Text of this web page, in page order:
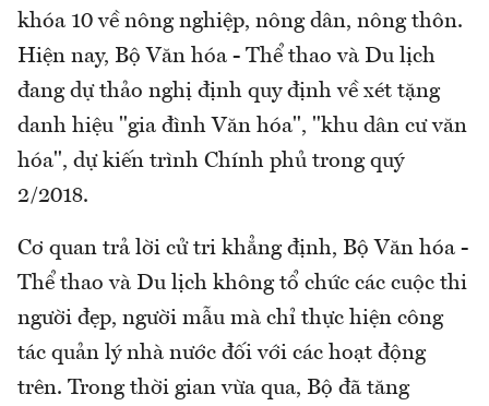
khóa 10 về nông nghiệp, nông dân, nông thôn.
Hiện nay, Bộ Văn hóa - Thể thao và Du lịch
đang dự thảo nghị định quy định về xét tặng
danh hiệu "gia đình Văn hóa", "khu dân cư văn
hóa", dự kiến trình Chính phủ trong quý
2/2018.
Cơ quan trả lời cử tri khẳng định, Bộ Văn hóa -
Thể thao và Du lịch không tổ chức các cuộc thi
người đẹp, người mẫu mà chỉ thực hiện công
tác quản lý nhà nước đối với các hoạt động
trên. Trong thời gian vừa qua, Bộ đã tăng